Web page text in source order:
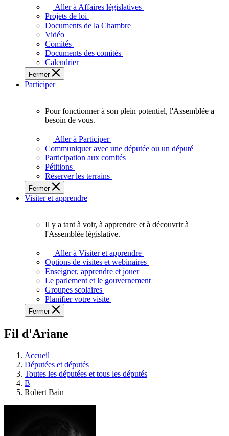
adopte
touchent
des
Ontariennes
et
Aller à Affaires législatives
Projets de loi
Documents de la Chambre
Vidéo
Comités
Documents des comités
Calendrier
Fermer
Participer
plein
potentiel,
l'Assemblée
a
besoin
de
Pour fonctionner à son plein potentiel, l'Assemblée a
besoin de vous.
Aller à Participer
Communiquer avec une députée ou un député
Participation aux comités
Pétitions
Réserver les terrains
Fermer
Visiter et apprendre
voir,
apprendre
et
à
à
législative.
Il y a tant à voir, à apprendre et à découvrir à
l'Assemblée législative.
Aller à Visiter et apprendre
Options de visites et webinaires
Enseigner, apprendre et jouer
Le parlement et le gouvernement
Groupes scolaires
Planifier votre visite
Fermer
Fil d'Ariane
Accueil
Députées et députés
Toutes les députées et tous les députés
B
Robert Bain